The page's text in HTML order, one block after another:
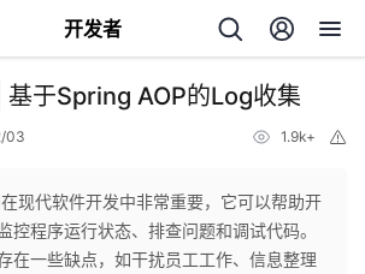
开发者
基于Spring AOP的Log收集
03 1.9k+
在现代软件开发中非常重要，它可以帮助开
控程序运行状态、排查问题和调试代码。
在一些缺点，如干扰员工工作、信息整理